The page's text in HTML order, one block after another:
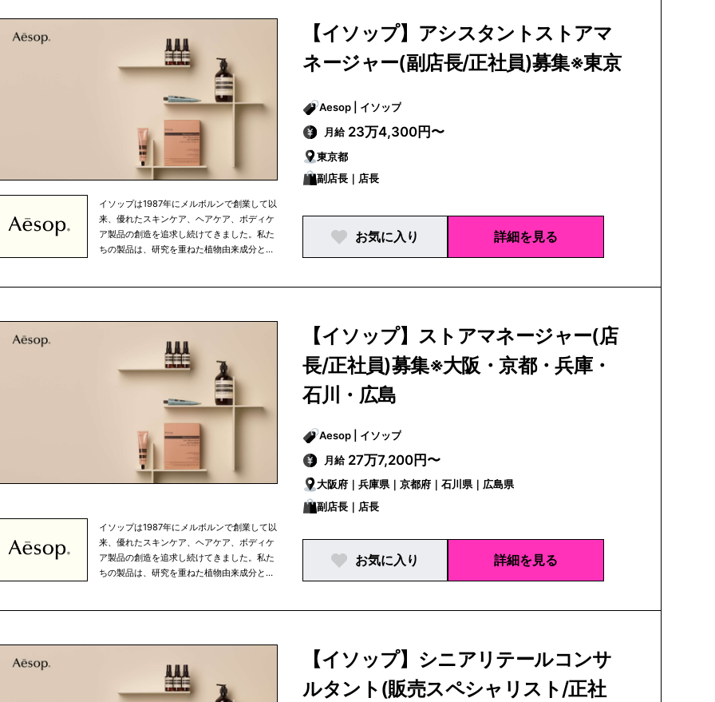
努力というものを大切に考えています。私た
ちは、生活環境や気候を考慮し、細部まで注
意を払うという姿勢を忘れずにひとつひとつ
の商品を開発しています。また、健康的な食
生活、適度な運動、定期的な読書など、バラ
ンスの取れた生活の一部として、当社の商品
を使っていただきたいと考えています。 私た
ちの製品はオフィシャルオンラインストアで
ご購入いただける他、パリ、東京、ニューヨ
ークなどの大都市を中心に世界中で展開して
いる直営店、さらに、世界有数の高級百貨店
イソップは1987年にメルボルンで創業して以
来、優れたスキンケア、ヘアケア、ボディケ
ア製品の創造を追求し続けてきました。私た
ちの製品は、研究を重ねた植物由来成分と非
努力というものを大切に考えています。私た
ちは、生活環境や気候を考慮し、細部まで注
意を払うという姿勢を忘れずにひとつひとつ
の商品を開発しています。また、健康的な食
生活、適度な運動、定期的な読書など、バラ
ンスの取れた生活の一部として、当社の商品
を使っていただきたいと考えています。 私た
ちの製品はオフィシャルオンラインストアで
ご購入いただける他、パリ、東京、ニューヨ
ークなどの大都市を中心に世界中で展開して
いる直営店、さらに、世界有数の高級百貨店
【イソップ】アシスタントストアマ
ネージャー(副店長/正社員)募集※東京
Aesop | イソップ
月給 23万4,300円〜
東京都
副店長｜店長
お気に入り 詳細を見る
イソップは1987年にメルボルンで創業して以
来、優れたスキンケア、ヘアケア、ボディケ
ア製品の創造を追求し続けてきました。私た
ちの製品は、研究を重ねた植物由来成分と非
努力というものを大切に考えています。私た
ちは、生活環境や気候を考慮し、細部まで注
意を払うという姿勢を忘れずにひとつひとつ
の商品を開発しています。また、健康的な食
【イソップ】ストアマネージャー(店
長/正社員)募集※大阪・京都・兵庫・
石川・広島
Aesop | イソップ
月給 27万7,200円〜
大阪府｜兵庫県｜京都府｜石川県｜広島県
副店長｜店長
お気に入り 詳細を見る
【イソップ】シニアリテールコンサ
ルタント(販売スペシャリスト/正社